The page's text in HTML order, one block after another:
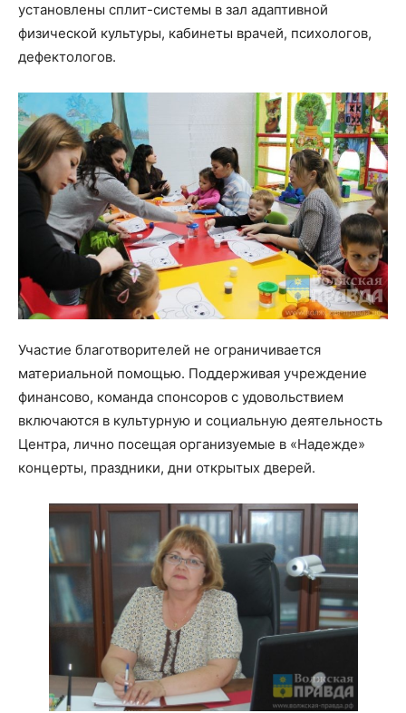
установлены сплит-системы в зал адаптивной
физической культуры, кабинеты врачей, психологов,
дефектологов.
Участие благотворителей не ограничивается
материальной помощью. Поддерживая учреждение
финансово, команда спонсоров с удовольствием
включаются в культурную и социальную деятельность
Центра, лично посещая организуемые в «Надежде»
концерты, праздники, дни открытых дверей.